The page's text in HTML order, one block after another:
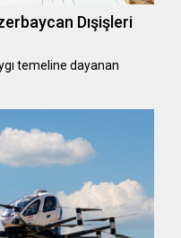
Dışişleri
temeline dayanan